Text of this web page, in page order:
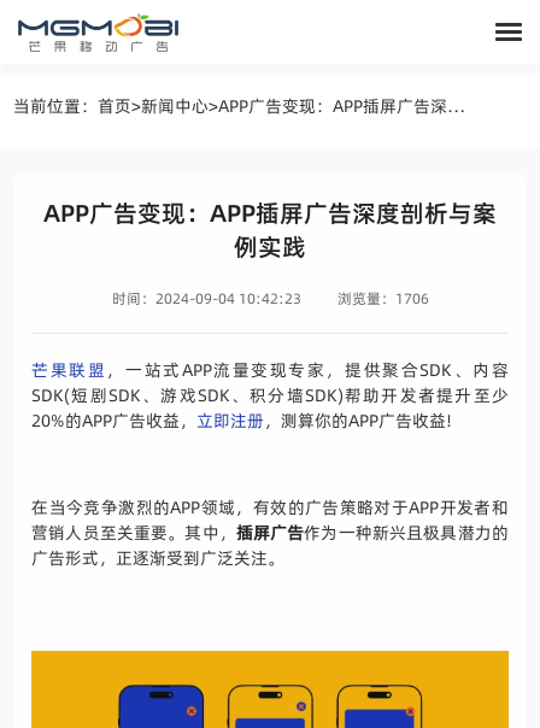
当前位置：首页>新闻中心> APP广告变现：APP插屏广告深度剖析与案例实践
APP广告变现：APP插屏广告深度剖析与案
例实践
时间：2024-09-04 10:42:23 浏览量：1706
芒果联盟 ，一站式APP流量变现专家，提供聚合SDK、内容
SDK(短剧SDK、游戏SDK、积分墙SDK)帮助开发者提升至少
20%的APP广告收益， 立即注册，测算你的APP广告收益!
在当今竞争激烈的APP领域，有效的广告策略对于APP开发者和
营销人员至关重要。其中， 插屏广告作为一种新兴且极具潜力的
广告形式，正逐渐受到广泛关注。